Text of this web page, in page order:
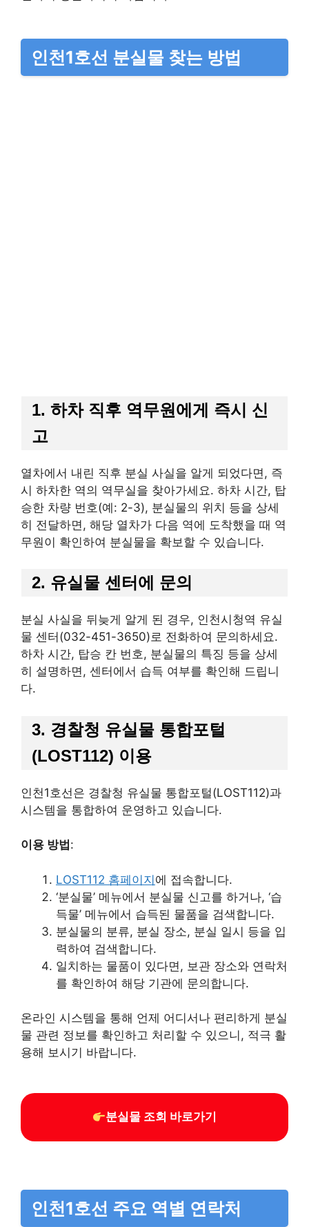
인천1호선 분실물 찾는 방법
1. 하차 직후 역무원에게 즉시 신
고
열차에서 내린 직후 분실 사실을 알게 되었다면, 즉
시 하차한 역의 역무실을 찾아가세요. 하차 시간, 탑
승한 차량 번호(예: 2-3), 분실물의 위치 등을 상세
히 전달하면, 해당 열차가 다음 역에 도착했을 때 역
무원이 확인하여 분실물을 확보할 수 있습니다.
2. 유실물 센터에 문의
분실 사실을 뒤늦게 알게 된 경우, 인천시청역 유실
물 센터(032-451-3650)로 전화하여 문의하세요.
하차 시간, 탑승 칸 번호, 분실물의 특징 등을 상세
히 설명하면, 센터에서 습득 여부를 확인해 드립니
다.
3. 경찰청 유실물 통합포털
(LOST112) 이용
인천1호선은 경찰청 유실물 통합포털(LOST112)과
시스템을 통합하여 운영하고 있습니다.
이용 방법 :
LOST112 홈페이지에 접속합니다.
‘분실물’ 메뉴에서 분실물 신고를 하거나, ‘습
득물’ 메뉴에서 습득된 물품을 검색합니다.
분실물의 분류, 분실 장소, 분실 일시 등을 입
력하여 검색합니다.
일치하는 물품이 있다면, 보관 장소와 연락처
를 확인하여 해당 기관에 문의합니다.
온라인 시스템을 통해 언제 어디서나 편리하게 분실
물 관련 정보를 확인하고 처리할 수 있으니, 적극 활
용해 보시기 바랍니다.
분실물 조회 바로가기
인천1호선 주요 역별 연락처